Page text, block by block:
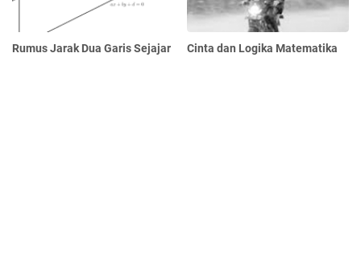
Rumus Jarak Dua Garis Sejajar Cinta dan Logika Matematika